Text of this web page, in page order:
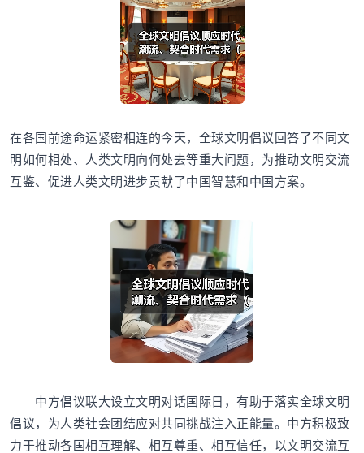
在各国前途命运紧密相连的今天，全球文明倡议回答了不同文
明如何相处、人类文明向何处去等重大问题，为推动文明交流
互鉴、促进人类文明进步贡献了中国智慧和中国方案。
中方倡议联大设立文明对话国际日，有助于落实全球文明
倡议，为人类社会团结应对共同挑战注入正能量。中方积极致
力于推动各国相互理解、相互尊重、相互信任，以文明交流互